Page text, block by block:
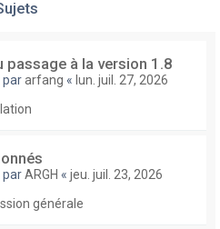
passage à la version 1.8
pararfang « lun. juil. 27, 2026
parARGH « jeu. juil. 23, 2026
générale